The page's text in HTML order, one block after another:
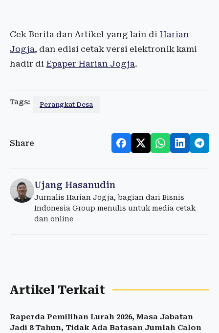
Cek Berita dan Artikel yang lain di Harian
Jogja, dan edisi cetak versi elektronik kami
hadir di Epaper Harian Jogja.
Tags: Perangkat Desa
Share
Ujang Hasanudin
Jurnalis Harian Jogja, bagian dari Bisnis
Indonesia Group menulis untuk media cetak
dan online
Artikel Terkait
Raperda Pemilihan Lurah 2026, Masa Jabatan
Jadi 8 Tahun, Tidak Ada Batasan Jumlah Calon